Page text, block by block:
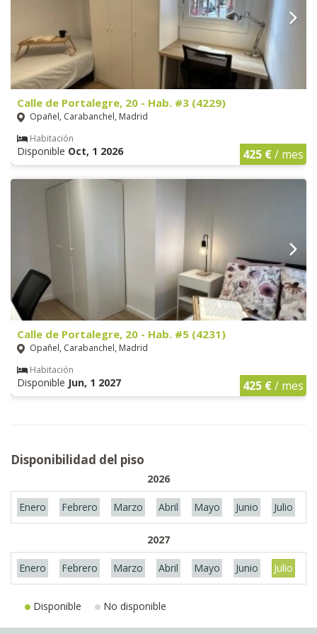
Calle de Portalegre, 20 - Hab. #3 (4229)
Opañel, Carabanchel, Madrid
Habitación
Disponible Oct, 1 2026 425 €/ mes
Calle de Portalegre, 20 - Hab. #5 (4231)
Opañel, Carabanchel, Madrid
Habitación
Disponible Jun, 1 2027 425 €/ mes
Disponibilidad del piso
2026
Enero Febrero Marzo Abril Mayo Junio Julio
2027
Enero Febrero Marzo Abril Mayo Junio Julio
Disponible No disponible